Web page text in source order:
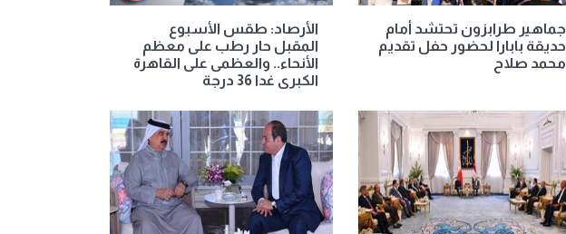
جماهير طرابزون تحتشد أمام
حديقة بابارا لحضور حفل تقديم
محمد صلاح
الأرصاد: طقس الأسبوع
المقبل حار رطب على معظم
الأنحاء.. والعظمى على القاهرة
الكبرى غدا 36 درجة